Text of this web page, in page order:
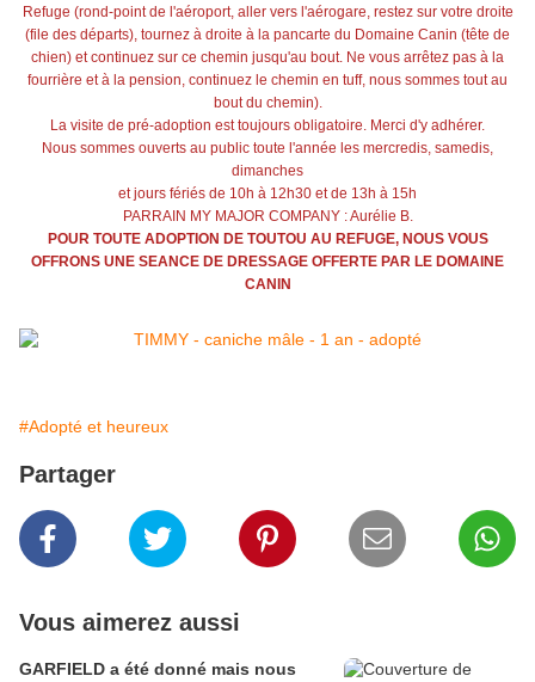
Refuge (rond-point de l'aéroport, aller vers l'aérogare, restez sur votre droite
(file des départs), tournez à droite à la pancarte du Domaine Canin (tête de
chien) et continuez sur ce chemin jusqu'au bout. Ne vous arrêtez pas à la
fourrière et à la pension, continuez le chemin en tuff, nous sommes tout au
bout du chemin).
La visite de pré-adoption est toujours obligatoire. Merci d'y adhérer.
Nous sommes ouverts au public toute l'année les mercredis, samedis,
dimanches
et jours fériés de 10h à 12h30 et de 13h à 15h
PARRAIN MY MAJOR COMPANY : Aurélie B.
POUR TOUTE ADOPTION DE TOUTOU AU REFUGE, NOUS VOUS
OFFRONS UNE SEANCE DE DRESSAGE OFFERTE PAR LE DOMAINE
CANIN
#Adopté et heureux
Partager
Vous aimerez aussi
GARFIELD a été donné mais nous